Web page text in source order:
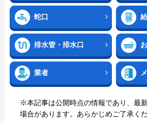
蛇口
排水管・排水口
業者
※本記事は公開時点の情報であり、最
場合があります。あらかじめご了承くだ